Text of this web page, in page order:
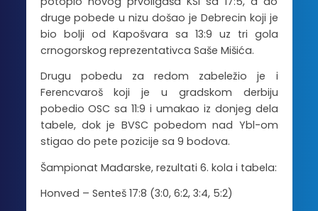
druge pobede u nizu došao je Debrecin koji je
bio bolji od Kapošvara sa 13:9 uz tri gola
crnogorskog reprezentativca Saše Mišića.
Drugu pobedu za redom zabeležio je i
Ferencvaroš koji je u gradskom derbiju
pobedio OSC sa 11:9 i umakao iz donjeg dela
tabele, dok je BVSC pobedom nad Ybl-om
stigao do pete pozicije sa 9 bodova.
Šampionat Mađarske, rezultati 6. kola i tabela:
Honved – Senteš 17:8 (3:0, 6:2, 3:4, 5:2)